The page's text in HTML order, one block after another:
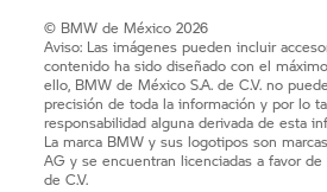
© BMW de México 2026
Aviso: Las imágenes pueden incluir
contenido ha sido diseñado con el
ello, BMW de México S.A. de C.V. no
precisión de toda la información y por lo
responsabilidad alguna derivada de esta
La marca BMW y sus logotipos son
AG y se encuentran licenciadas a favor de
de C.V.